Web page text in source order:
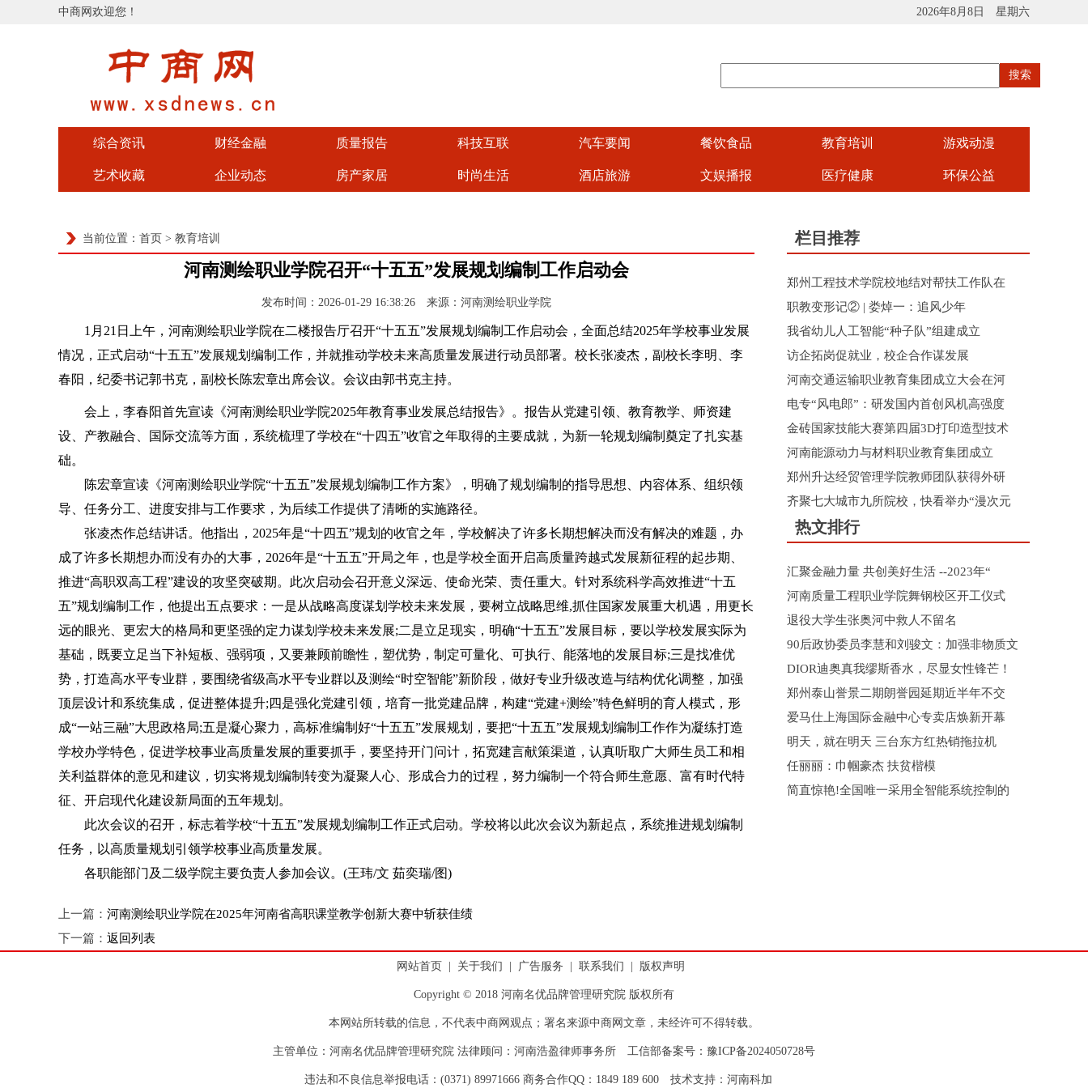
中商网欢迎您！ 2026年8月8日 星期六
综合资讯 财经金融 质量报告 科技互联 汽车要闻 餐饮食品 教育培训 游戏动漫
艺术收藏 企业动态 房产家居 时尚生活 酒店旅游 文娱播报 医疗健康 环保公益
当前位置： 首页 > 教育培训
河南测绘职业学院召开“十五五”发展规划编制工作启动会
发布时间：2026-01-29 16:38:26 来源：河南测绘职业学院
1月21日上午，河南测绘职业学院在二楼报告厅召开“十五五”发展规划编制工作启动会，全面总结2025年学校事业发展
情况，正式启动“十五五”发展规划编制工作，并就推动学校未来高质量发展进行动员部署。校长张凌杰，副校长李明、李
春阳，纪委书记郭书克，副校长陈宏章出席会议。会议由郭书克主持。
会上，李春阳首先宣读《河南测绘职业学院2025年教育事业发展总结报告》。报告从党建引领、教育教学、师资建
设、产教融合、国际交流等方面，系统梳理了学校在“十四五”收官之年取得的主要成就，为新一轮规划编制奠定了扎实基
础。
陈宏章宣读《河南测绘职业学院“十五五”发展规划编制工作方案》，明确了规划编制的指导思想、内容体系、组织领
导、任务分工、进度安排与工作要求，为后续工作提供了清晰的实施路径。
张凌杰作总结讲话。他指出，2025年是“十四五”规划的收官之年，学校解决了许多长期想解决而没有解决的难题，办
成了许多长期想办而没有办的大事，2026年是“十五五”开局之年，也是学校全面开启高质量跨越式发展新征程的起步期、
推进“高职双高工程”建设的攻坚突破期。此次启动会召开意义深远、使命光荣、责任重大。针对系统科学高效推进“十五
五”规划编制工作，他提出五点要求：一是从战略高度谋划学校未来发展，要树立战略思维,抓住国家发展重大机遇，用更长
远的眼光、更宏大的格局和更坚强的定力谋划学校未来发展;二是立足现实，明确“十五五”发展目标，要以学校发展实际为
基础，既要立足当下补短板、强弱项，又要兼顾前瞻性，塑优势，制定可量化、可执行、能落地的发展目标;三是找准优
势，打造高水平专业群，要围绕省级高水平专业群以及测绘“时空智能”新阶段，做好专业升级改造与结构优化调整，加强
顶层设计和系统集成，促进整体提升;四是强化党建引领，培育一批党建品牌，构建“党建+测绘”特色鲜明的育人模式，形
成“一站三融”大思政格局;五是凝心聚力，高标准编制好“十五五”发展规划，要把“十五五”发展规划编制工作作为凝练打造
学校办学特色，促进学校事业高质量发展的重要抓手，要坚持开门问计，拓宽建言献策渠道，认真听取广大师生员工和相
关利益群体的意见和建议，切实将规划编制转变为凝聚人心、形成合力的过程，努力编制一个符合师生意愿、富有时代特
征、开启现代化建设新局面的五年规划。
此次会议的召开，标志着学校“十五五”发展规划编制工作正式启动。学校将以此次会议为新起点，系统推进规划编制
任务，以高质量规划引领学校事业高质量发展。
各职能部门及二级学院主要负责人参加会议。(王玮/文 茹奕瑞/图)
上一篇： 河南测绘职业学院在2025年河南省高职课堂教学创新大赛中斩获佳绩
下一篇： 返回列表
栏目推荐
郑州工程技术学院校地结对帮扶工作队在
职教变形记② | 娄焯一：追风少年
我省幼儿人工智能“种子队”组建成立
访企拓岗促就业，校企合作谋发展
河南交通运输职业教育集团成立大会在河
电专“风电郎”：研发国内首创风机高强度
金砖国家技能大赛第四届3D打印造型技术
河南能源动力与材料职业教育集团成立
郑州升达经贸管理学院教师团队获得外研
齐聚七大城市九所院校，快看举办“漫次元
热文排行
汇聚金融力量 共创美好生活 --2023年“
河南质量工程职业学院舞钢校区开工仪式
退役大学生张奥河中救人不留名
90后政协委员李慧和刘骏文：加强非物质文
DIOR迪奥真我缪斯香水，尽显女性锋芒！
郑州泰山誉景二期朗誉园延期近半年不交
爱马仕上海国际金融中心专卖店焕新开幕
明天，就在明天 三台东方红热销拖拉机
任丽丽：巾帼豪杰 扶贫楷模
简直惊艳!全国唯一采用全智能系统控制的
网站首页 关于我们 广告服务 联系我们 版权声明
Copyright © 2018 河南名优品牌管理研究院 版权所有
本网站所转载的信息，不代表中商网观点；署名来源中商网文章，未经许可不得转载。
主管单位：河南名优品牌管理研究院 法律顾问：河南浩盈律师事务所 工信部备案号： 豫ICP备2024050728号
违法和不良信息举报电话：(0371) 89971666 商务合作QQ：1849 189 600 技术支持：河南科加